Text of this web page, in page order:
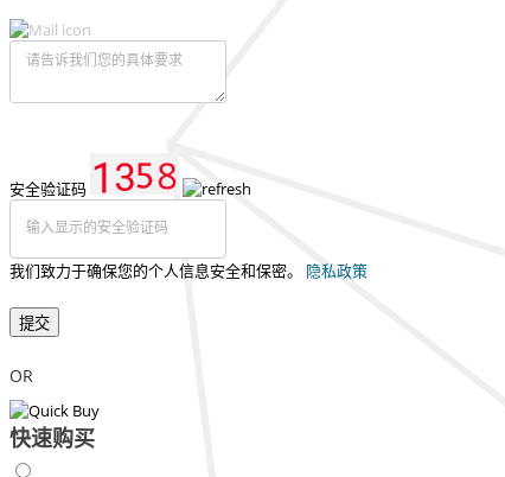
安全验证码
我们致力于确保您的个人信息安全和保密。 隐私政策
提交
OR
快速购买